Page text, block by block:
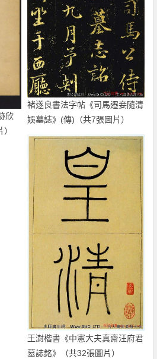
欣
褚遂良書法字帖《司馬遷妾隨清
娛墓誌》(傳)（共7張圖片）
王澍楷書《中憲大夫真齋汪府君
墓誌銘》（共32張圖片）